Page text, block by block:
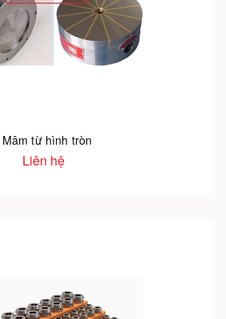
Mâm từ hình tròn
Liên hệ